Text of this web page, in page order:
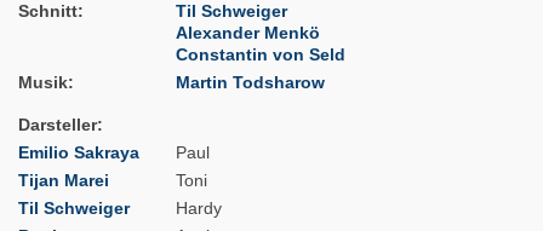
Schnitt
Til Schweiger
Alexander Menkö
Constantin von Seld
Musik
Martin Todsharow
Darsteller
Emilio Sakraya
Paul
Tijan Marei
Toni
Til Schweiger
Hardy